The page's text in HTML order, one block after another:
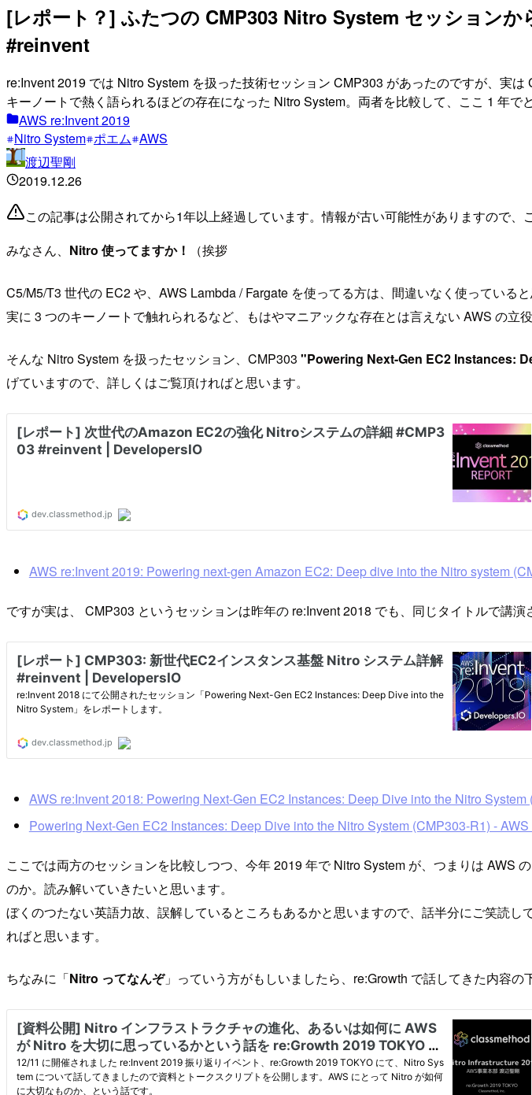
[レポート？] ふたつの CMP303 Nitro System セッション
#reinvent
re:Invent 2019 では Nitro System を扱った技術セッション CMP303 があったのですが、実
キーノートで熱く語られるほどの存在になった Nitro System。両者を比較して、ここ 1 年
AWS re:Invent 2019
Nitro System ポエム AWS
渡辺聖剛
2019.12.26
この記事は公開されてから1年以上経過しています。情報が古い可能性がありますので、
みなさん、 Nitro 使ってますか！ （挨拶
C5/M5/T3 世代の EC2 や、AWS Lambda / Fargate を使ってる方は、間違いなく使ってい
実に 3 つのキーノートで触れられるなど、もはやマニアックな存在とは言えない AWS の立
そんな Nitro System を扱ったセッション、CMP303 "Powering Next-Gen EC2 Instances:
げていますので、詳しくはご覧頂ければと思います。
AWS re:Invent 2019: Powering next-gen Amazon EC2: Deep dive into the Nitro system
ですが実は、 CMP303 というセッションは昨年の re:Invent 2018 でも、同じタイトルで講演
AWS re:Invent 2018: Powering Next-Gen EC2 Instances: Deep Dive into the Nitro
Powering Next-Gen EC2 Instances: Deep Dive into the Nitro System (CMP303-R1) -
ここでは両方のセッションを比較しつつ、今年 2019 年で Nitro System が、つまりは AWS
のか。読み解いていきたいと思います。
ぼくのつたない英語力故、誤解しているところもあるかと思いますので、話半分にご笑読
ればと思います。
ちなみに「Nitro ってなんぞ」っていう方がもしいましたら、re:Growth で話してきた内容の